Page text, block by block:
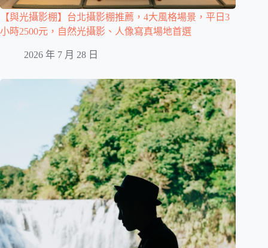
【與光攝影棚】台北攝影棚推薦，4大風格場景，平日3
小時2500元，自然光攝影、人像寫真場地首選
2026 年 7 月 28 日